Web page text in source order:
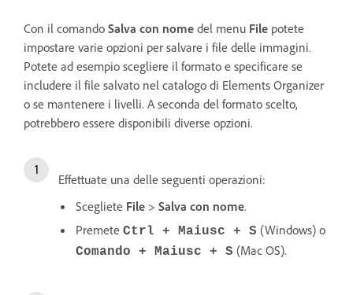
Con il comando Salva con nome del menu File potete
impostare varie opzioni per salvare i file delle immagini.
Potete ad esempio scegliere il formato e specificare se
includere il file salvato nel catalogo di Elements Organizer
o se mantenere i livelli. A seconda del formato scelto,
potrebbero essere disponibili diverse opzioni.
Effettuate una delle seguenti operazioni:
Scegliete File > Salva con nome.
Premete Ctrl + Maiusc + S (Windows) o
Comando + Maiusc + S (Mac OS).